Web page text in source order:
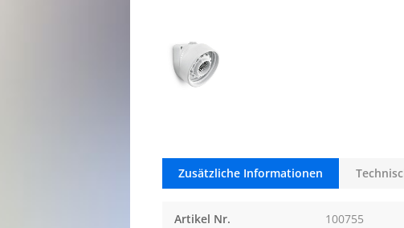
Zusätzliche Informationen
Artikel Nr. 100755